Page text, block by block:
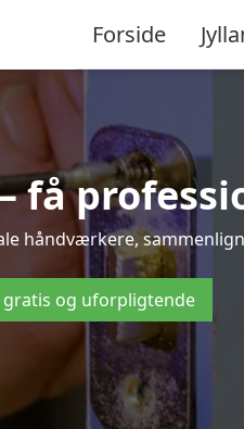
Forside
få
håndværkere,
gratis og uforpligtende